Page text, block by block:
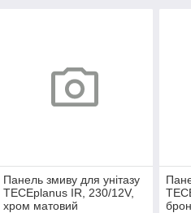
Панель змиву для унітазу
TECEplanus IR, 230/12V,
хром матовий